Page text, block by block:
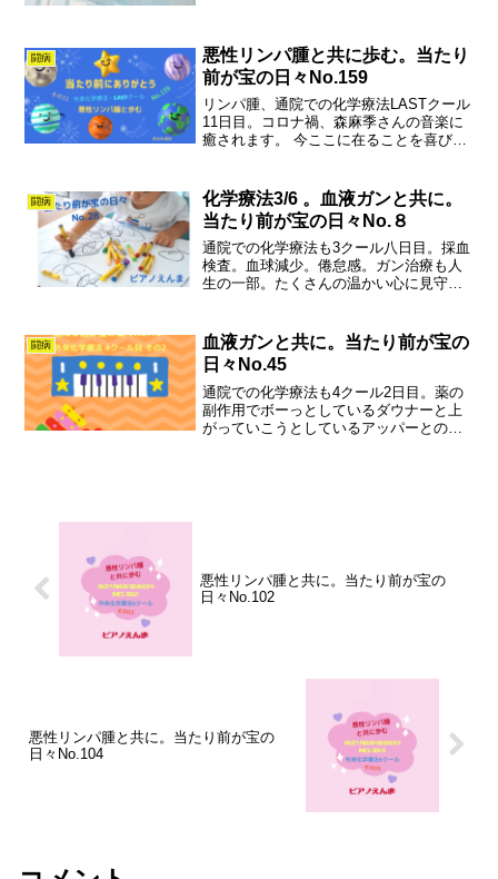
闘病
悪性リンパ腫と共に歩む。当たり
前が宝の日々No.159
リンパ腫、通院での化学療法LASTクール
11日目。コロナ禍、森麻季さんの音楽に
癒されます。 今ここに在ることを喜びに
く輝いています。
闘病
化学療法3/6 。血液ガンと共に。
当たり前が宝の日々No.８
通院での化学療法も3クール八日目。採血
検査。血球減少。倦怠感。ガン治療も人
生の一部。たくさんの温かい心に見守ら
闘病
血液ガンと共に。当たり前が宝の
日々No.45
通院での化学療法も4クール2日目。薬の
副作用でボーっとしているダウナーと上
がっていこうとしているアッパーとの間
悪性リンパ腫と共に。当たり前が宝の
日々No.102
悪性リンパ腫と共に。当たり前が宝の
日々No.104